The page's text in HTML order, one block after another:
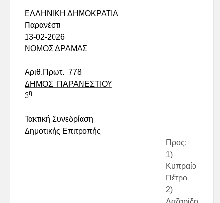
ΕΛΛΗΝΙΚΗ ΔΗΜΟΚΡΑΤΙΑ
Παρανέστι
13-02-2026
ΝΟΜΟΣ ΔΡΑΜΑΣ
Αριθ.Πρωτ. 778
ΔΗΜΟΣ
ΠΑΡΑΝΕΣΤΙΟΥ
3η
Τακτική Συνεδρίαση
Δημοτικής Επιτροπής
Προς:
1)
Κυπραίο
Πέτρο
2)
Λαζαρίδη